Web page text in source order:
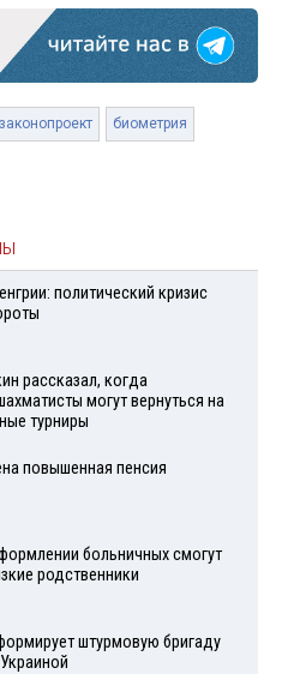
законопроект биометрия
политический кризис
рассказал, когда
могут вернуться на
турниры
повышенная пенсия
больничных смогут
родственники
штурмовую бригаду